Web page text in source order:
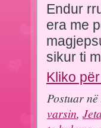
Endur
era me
sikur ti
Kliko
Postuar
varsin,